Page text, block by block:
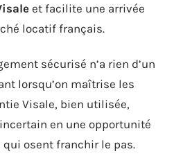
et facilite une arrivée
locatif français.
sécurisé n’a rien d’un
lorsqu’on maîtrise les
Visale, bien utilisée,
en une opportunité
osent franchir le pas.